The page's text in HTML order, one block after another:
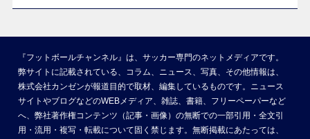
『フットボールチャンネル』は、サッカー専門のネットメディアです。
弊サイトに記載されている、コラム、ニュース、写真、その他情報は、
株式会社カンゼンが報道目的で取材、編集しているものです。ニュース
サイトやブログなどのWEBメディア、雑誌、書籍、フリーペーパーなど
へ、弊社著作権コンテンツ（記事・画像）の無断での一部引用・全文引
用・流用・複写・転載について固く禁じます。無断掲載にあたっては、